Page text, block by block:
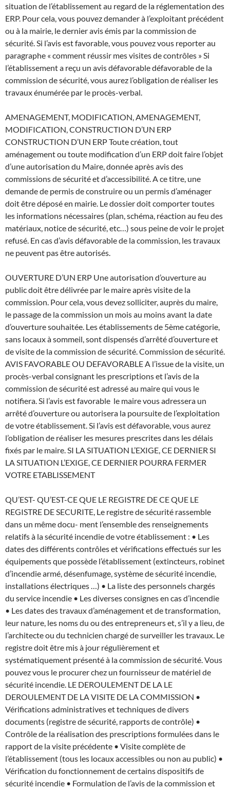
situation de l’établissement au regard de la réglementation des
ERP. Pour cela, vous pouvez demander à l’exploitant précédent
ou à la mairie, le dernier avis émis par la commission de
sécurité. Si l’avis est favorable, vous pouvez vous reporter au
paragraphe « comment réussir mes visites de contrôles » Si
l’établissement a reçu un avis défavorable défavorable de la
commission de sécurité, vous aurez l’obligation de réaliser les
travaux énumérée par le procès-verbal.
AMENAGEMENT, MODIFICATION, AMENAGEMENT,
MODIFICATION, CONSTRUCTION D’UN ERP
CONSTRUCTION D’UN ERP Toute création, tout
aménagement ou toute modification d’un ERP doit faire l’objet
d’une autorisation du Maire, donnée après avis des
commissions de sécurité et d’accessibilité. A ce titre, une
demande de permis de construire ou un permis d’aménager
doit être déposé en mairie. Le dossier doit comporter toutes
les informations nécessaires (plan, schéma, réaction au feu des
matériaux, notice de sécurité, etc…) sous peine de voir le projet
refusé. En cas d’avis défavorable de la commission, les travaux
ne peuvent pas être autorisés.
OUVERTURE D’UN ERP Une autorisation d’ouverture au
public doit être délivrée par le maire après visite de la
commission. Pour cela, vous devez solliciter, auprès du maire,
le passage de la commission un mois au moins avant la date
d’ouverture souhaitée. Les établissements de 5ème catégorie,
sans locaux à sommeil, sont dispensés d’arrêté d’ouverture et
de visite de la commission de sécurité. Commission de sécurité.
AVIS FAVORABLE OU DEFAVORABLE A l’issue de la visite, un
procès-verbal consignant les prescriptions et l’avis de la
commission de sécurité est adressé au maire qui vous le
notifiera. Si l’avis est favorable le maire vous adressera un
arrêté d’ouverture ou autorisera la poursuite de l’exploitation
de votre établissement. Si l’avis est défavorable, vous aurez
l’obligation de réaliser les mesures prescrites dans les délais
fixés par le maire. SI LA SITUATION L’EXIGE, CE DERNIER SI
LA SITUATION L’EXIGE, CE DERNIER POURRA FERMER
VOTRE ETABLISSEMENT
QU’EST- QU’EST-CE QUE LE REGISTRE DE CE QUE LE
REGISTRE DE SECURITE, Le registre de sécurité rassemble
dans un même docu- ment l’ensemble des renseignements
relatifs à la sécurité incendie de votre établissement : • Les
dates des différents contrôles et vérifications effectués sur les
équipements que possède l’établissement (extincteurs, robinet
d’incendie armé, désenfumage, système de sécurité incendie,
installations électriques …) • La liste des personnels chargés
du service incendie • Les diverses consignes en cas d’incendie
• Les dates des travaux d’aménagement et de transformation,
leur nature, les noms du ou des entrepreneurs et, s’il y a lieu, de
l’architecte ou du technicien chargé de surveiller les travaux. Le
registre doit être mis à jour régulièrement et
systématiquement présenté à la commission de sécurité. Vous
pouvez vous le procurer chez un fournisseur de matériel de
sécurité incendie. LE DEROULEMENT DE LA LE
DEROULEMENT DE LA VISITE DE LA COMMISSION •
Vérifications administratives et techniques de divers
documents (registre de sécurité, rapports de contrôle) •
Contrôle de la réalisation des prescriptions formulées dans le
rapport de la visite précédente • Visite complète de
l’établissement (tous les locaux accessibles ou non au public) •
Vérification du fonctionnement de certains dispositifs de
sécurité incendie • Formulation de l’avis de la commission et